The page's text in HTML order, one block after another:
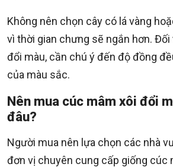
Không nên chọn cây có lá vàng
vì thời gian chưng sẽ ngắn hơn. Đối
đổi màu, cần chú ý đến độ đồng
của màu sắc.
Nên mua cúc mâm xôi đổi
đâu?
Người mua nên lựa chọn các nhà
đơn vị chuyên cung cấp giống cúc